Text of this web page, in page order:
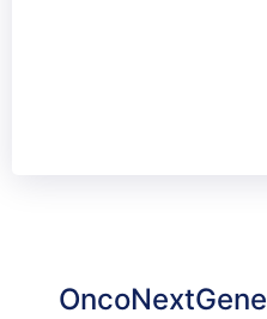
OncoNextGene